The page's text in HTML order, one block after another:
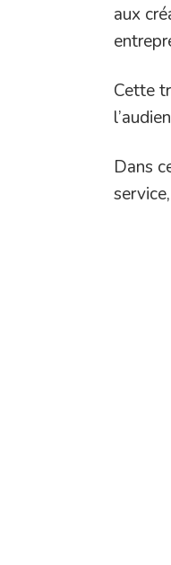
aux
Cette
Dans